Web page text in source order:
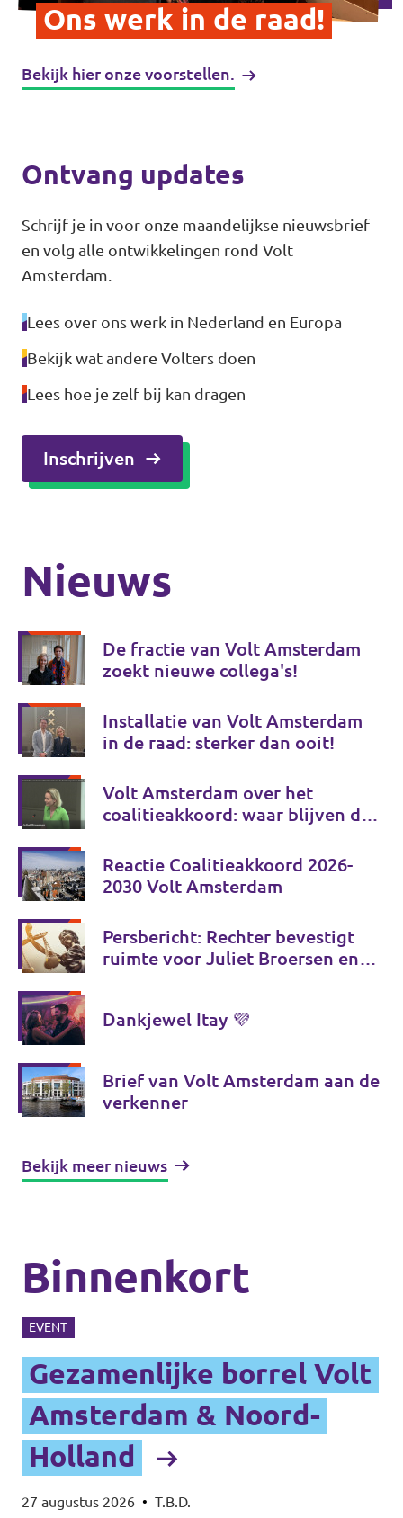
Contact
Ons werk in de raad!
Bekijk hier onze voorstellen.
Ontvang updates
Schrijf je in voor onze maandelijkse nieuwsbrief
en volg alle ontwikkelingen rond Volt
Amsterdam.
Lees over ons werk in Nederland en Europa
Bekijk wat andere Volters doen
Lees hoe je zelf bij kan dragen
Inschrijven
Nieuws
De fractie van Volt Amsterdam
zoekt nieuwe collega's!
Installatie van Volt Amsterdam
in de raad: sterker dan ooit!
Volt Amsterdam over het
coalitieakkoord: waar blijven de
Reactie Coalitieakkoord 2026-
2030 Volt Amsterdam
Persbericht: Rechter bevestigt
ruimte voor Juliet Broersen en
Dankjewel Itay 💜
Brief van Volt Amsterdam aan de
verkenner
Bekijk meer nieuws
Binnenkort
EVENT
Gezamenlijke borrel Volt
Amsterdam & Noord-
Holland
27 augustus 2026 • T.B.D.